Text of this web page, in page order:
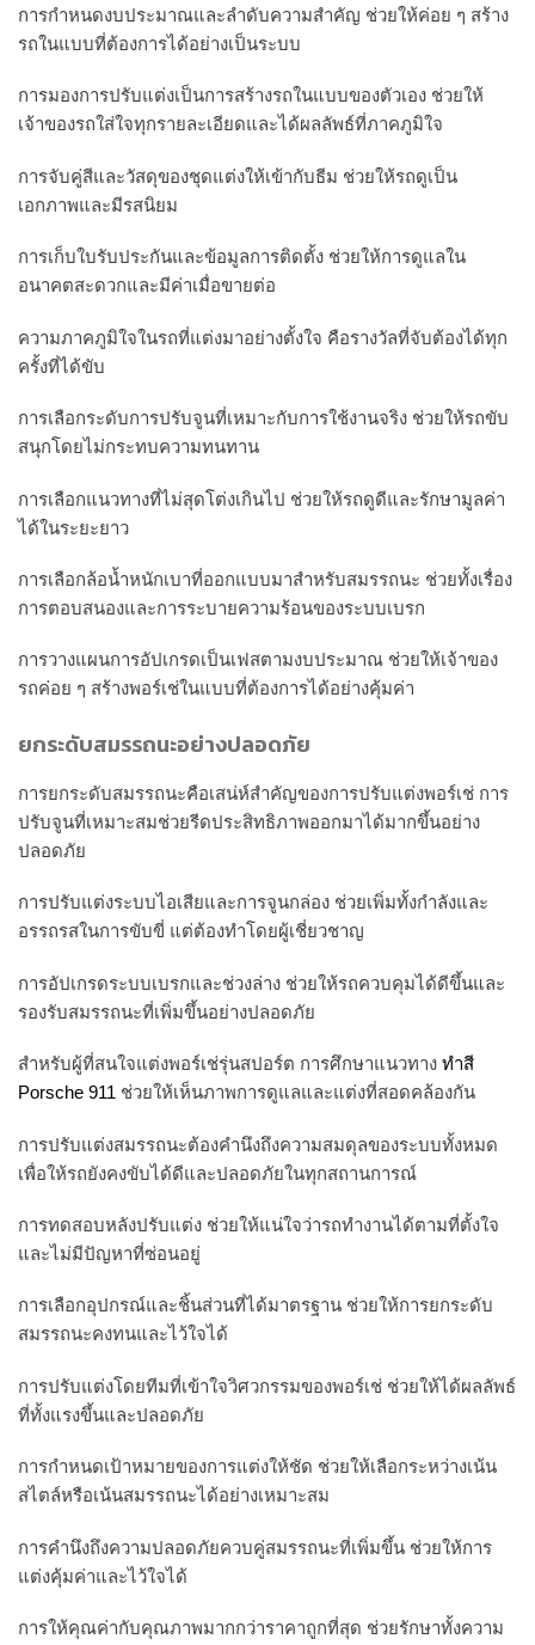
การกำหนดงบประมาณและลำดับความสำคัญ ช่วยให้ค่อย ๆ สร้าง
รถในแบบที่ต้องการได้อย่างเป็นระบบ
การมองการปรับแต่งเป็นการสร้างรถในแบบของตัวเอง ช่วยให้
เจ้าของรถใส่ใจทุกรายละเอียดและได้ผลลัพธ์ที่ภาคภูมิใจ
การจับคู่สีและวัสดุของชุดแต่งให้เข้ากับธีม ช่วยให้รถดูเป็น
เอกภาพและมีรสนิยม
การเก็บใบรับประกันและข้อมูลการติดตั้ง ช่วยให้การดูแลใน
อนาคตสะดวกและมีค่าเมื่อขายต่อ
ความภาคภูมิใจในรถที่แต่งมาอย่างตั้งใจ คือรางวัลที่จับต้องได้ทุก
ครั้งที่ได้ขับ
การเลือกระดับการปรับจูนที่เหมาะกับการใช้งานจริง ช่วยให้รถขับ
สนุกโดยไม่กระทบความทนทาน
การเลือกแนวทางที่ไม่สุดโต่งเกินไป ช่วยให้รถดูดีและรักษามูลค่า
ได้ในระยะยาว
การเลือกล้อน้ำหนักเบาที่ออกแบบมาสำหรับสมรรถนะ ช่วยทั้งเรื่อง
การตอบสนองและการระบายความร้อนของระบบเบรก
การวางแผนการอัปเกรดเป็นเฟสตามงบประมาณ ช่วยให้เจ้าของ
รถค่อย ๆ สร้างพอร์เช่ในแบบที่ต้องการได้อย่างคุ้มค่า
ยกระดับสมรรถนะอย่างปลอดภัย
การยกระดับสมรรถนะคือเสน่ห์สำคัญของการปรับแต่งพอร์เช่ การ
ปรับจูนที่เหมาะสมช่วยรีดประสิทธิภาพออกมาได้มากขึ้นอย่าง
ปลอดภัย
การปรับแต่งระบบไอเสียและการจูนกล่อง ช่วยเพิ่มทั้งกำลังและ
อรรถรสในการขับขี่ แต่ต้องทำโดยผู้เชี่ยวชาญ
การอัปเกรดระบบเบรกและช่วงล่าง ช่วยให้รถควบคุมได้ดีขึ้นและ
รองรับสมรรถนะที่เพิ่มขึ้นอย่างปลอดภัย
สำหรับผู้ที่สนใจแต่งพอร์เช่รุ่นสปอร์ต การศึกษาแนวทาง ทำสี
Porsche 911 ช่วยให้เห็นภาพการดูแลและแต่งที่สอดคล้องกัน
การปรับแต่งสมรรถนะต้องคำนึงถึงความสมดุลของระบบทั้งหมด
เพื่อให้รถยังคงขับได้ดีและปลอดภัยในทุกสถานการณ์
การทดสอบหลังปรับแต่ง ช่วยให้แน่ใจว่ารถทำงานได้ตามที่ตั้งใจ
และไม่มีปัญหาที่ซ่อนอยู่
การเลือกอุปกรณ์และชิ้นส่วนที่ได้มาตรฐาน ช่วยให้การยกระดับ
สมรรถนะคงทนและไว้ใจได้
การปรับแต่งโดยทีมที่เข้าใจวิศวกรรมของพอร์เช่ ช่วยให้ได้ผลลัพธ์
ที่ทั้งแรงขึ้นและปลอดภัย
การกำหนดเป้าหมายของการแต่งให้ชัด ช่วยให้เลือกระหว่างเน้น
สไตล์หรือเน้นสมรรถนะได้อย่างเหมาะสม
การคำนึงถึงความปลอดภัยควบคู่สมรรถนะที่เพิ่มขึ้น ช่วยให้การ
แต่งคุ้มค่าและไว้ใจได้
การให้คุณค่ากับคุณภาพมากกว่าราคาถูกที่สุด ช่วยรักษาทั้งความ